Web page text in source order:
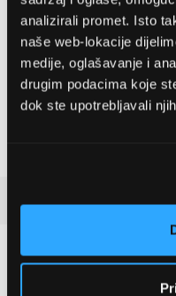
analizirali promet. Isto
naše web-lokacije
medije, oglašavanje i
drugim podacima koje
dok ste upotrebljavali
Candy CUS518EW
Ugradbeni zamrzivač